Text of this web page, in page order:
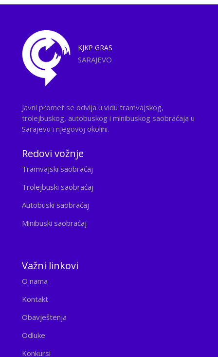
KJKP GRAS
SARAJEVO
Javni promet se odvija u vidu tramvajskog,
trolejbuskog, autobuskog i minibuskog saobraćaja u
Sarajevu i njegovoj okolini.
Redovi vožnje
Tramvajski saobraćaj
Trolejbuski saobraćaj
Autobuski saobraćaj
Minibuski saobraćaj
Važni linkovi
O nama
Kontakt
Obavještenja
Odluke
Konkursi